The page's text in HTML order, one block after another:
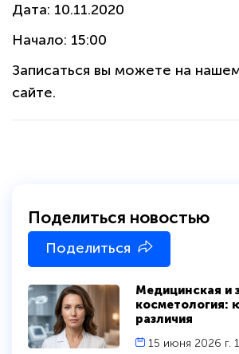
конфиденциальности сайта
Дата: 10.11.2020
Начало: 15:00
Записаться вы можете на
сайте.
Медицинская и
косметология:
различия
15 июня 2026 г.
Поделиться новостью
Поделиться